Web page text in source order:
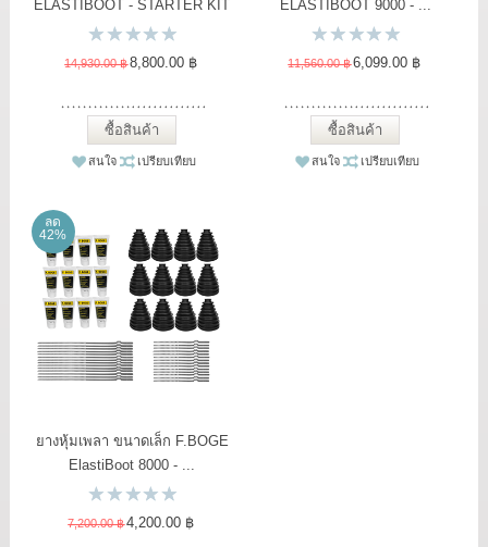
ELASTIBOOT - STARTER KIT
1
14,930.00 ฿8,800.00 ฿
ซื้อสินค้า
สนใจ เปรียบเทียบ
ELASTIBOOT 9000 - ...
11,560.00 ฿6,099.00 ฿
ซื้อสินค้า
สนใจ เปรียบเทียบ
ลด
42%
ยางหุ้มเพลา ขนาดเล็ก F.BOGE
ElastiBoot 8000 - ...
7,200.00 ฿4,200.00 ฿